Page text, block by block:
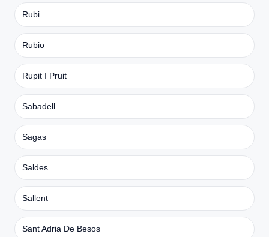
Rubi
Rubio
Rupit I Pruit
Sabadell
Sagas
Saldes
Sallent
Sant Adria De Besos